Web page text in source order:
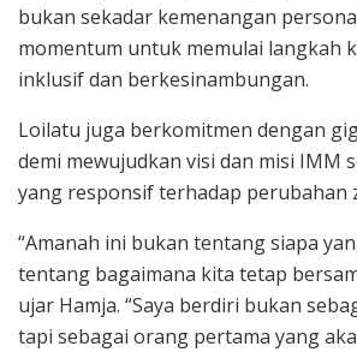
bukan sekadar kemenangan
momentum untuk memulai langkah
inklusif dan berkesinambungan.
Loilatu juga berkomitmen dengan
demi mewujudkan visi dan misi IMM
yang responsif terhadap perubahan
“Amanah ini bukan tentang siapa
tentang bagaimana kita tetap
ujar Hamja. “Saya berdiri bukan
tapi sebagai orang pertama yang